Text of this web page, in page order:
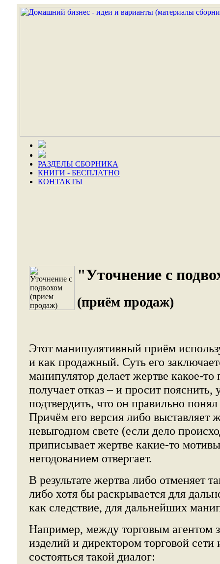
РАЗДЕЛЫ СБОРНИКА
КНИГИ - БЕСПЛАТНО
КОНТАКТЫ
"Уточнение с
(приём продаж)
Этот манипулятивный приём
и как продажный. Суть его
манипулятор делает жертве какое-
получает отказ – и просит пояснить,
подтвердить, что он правильно
Причём его версия либо выставляет
невыгодном свете (если дело
приписывает жертве какие-то
негодованием отвергает.
В результате жертва либо отменяет
либо хотя бы раскрывается для
как следствие, для дальнейших
Например, между торговым агентом
изделий и директором торговой
состояться такой диалог: